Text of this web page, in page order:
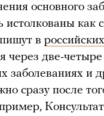
основного
истолкованы как
в
через две-
заболеваниях и
сразу после